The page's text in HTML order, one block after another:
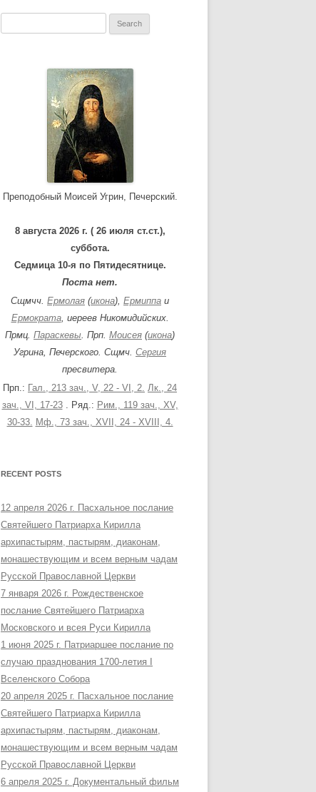
Преподобный Моисей Угрин, Печерский.
8 августа 2026 г. ( 26 июля ст.ст.),
суббота.
Седмица 10-я по Пятидесятнице.
Поста нет.
Сщмчч. Ермолая (икона), Ермиппа и
Ермократа, иереев Никомидийских.
Прмц. Параскевы . Прп. Моисея (икона)
Угрина, Печерского. Сщмч. Сергия
пресвитера.
Прп.: Гал., 213 зач., V, 22 - VI, 2. Лк., 24
зач., VI, 17-23
. Ряд.: Рим., 119 зач., XV,
30-33. Мф., 73 зач., XVII, 24 - XVIII, 4.
RECENT POSTS
12 апреля 2026 г. Пасхальное послание
Святейшего Патриарха Кирилла
архипастырям, пастырям, диаконам,
монашествующим и всем верным чадам
Русской Православной Церкви
7 января 2026 г. Рождественское
послание Святейшего Патриарха
Московского и всея Руси Кирилла
1 июня 2025 г. Патриаршее послание по
случаю празднования 1700-летия I
Вселенского Собора
20 апреля 2025 г. Пасхальное послание
Святейшего Патриарха Кирилла
архипастырям, пастырям, диаконам,
монашествующим и всем верным чадам
Русской Православной Церкви
6 апреля 2025 г. Документальный фильм